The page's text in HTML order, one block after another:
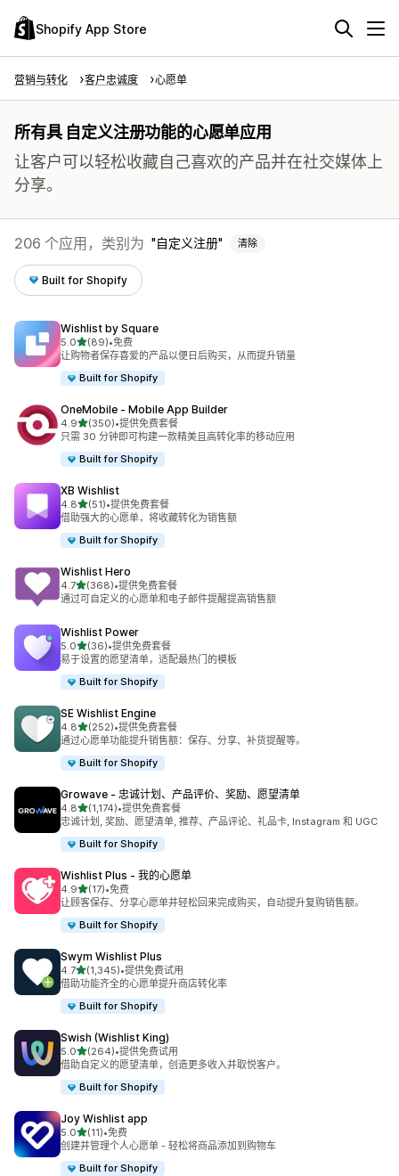
Shopify App Store
营销与转化 客户忠诚度 心愿单
所有具 自定义注册功能的心愿单应用
让客户可以轻松收藏自己喜欢的产品并在社交媒体上
分享。
206 个应用，类别为 自定义注册 清除
Built for Shopify
Wishlist by Square
5.0星（满分 5 星）
(89)
总共 89 条评论
•免费
让购物者保存喜爱的产品以便日后购买，从而提升销量
Built for Shopify
OneMobile ‑ Mobile App Builder
4.9星（满分 5 星）
(350)
总共 350 条评论
•提供免费套餐
只需 30 分钟即可构建一款精美且高转化率的移动应用
Built for Shopify
XB Wishlist
4.8星（满分 5 星）
(51)
总共 51 条评论
•提供免费套餐
借助强大的心愿单，将收藏转化为销售额
Built for Shopify
Wishlist Hero
4.7星（满分 5 星）
(368)
总共 368 条评论
•提供免费套餐
通过可自定义的心愿单和电子邮件提醒提高销售额
Wishlist Power
5.0星（满分 5 星）
(36)
总共 36 条评论
•提供免费套餐
易于设置的愿望清单，适配最热门的模板
Built for Shopify
SE Wishlist Engine
4.8星（满分 5 星）
(252)
总共 252 条评论
•提供免费套餐
通过心愿单功能提升销售额：保存、分享、补货提醒等。
Built for Shopify
Growave ‑ 忠诚计划、产品评价、奖励、愿望清单
4.8星（满分 5 星）
(1,174)
总共 1174 条评论
•提供免费套餐
忠诚计划, 奖励、愿望清单, 推荐、产品评论、礼品卡, Instagram 和 UGC
Built for Shopify
Wishlist Plus ‑ 我的心愿单
4.9星（满分 5 星）
(17)
总共 17 条评论
•免费
让顾客保存、分享心愿单并轻松回来完成购买，自动提升复购销售额。
Built for Shopify
Swym Wishlist Plus
4.7星（满分 5 星）
(1,345)
总共 1345 条评论
•提供免费试用
借助功能齐全的心愿单提升商店转化率
Built for Shopify
Swish (Wishlist King)
5.0星（满分 5 星）
(264)
总共 264 条评论
•提供免费试用
借助自定义的愿望清单，创造更多收入并取悦客户。
Built for Shopify
Joy Wishlist app
5.0星（满分 5 星）
(11)
总共 11 条评论
•免费
创建并管理个人心愿单 - 轻松将商品添加到购物车
Built for Shopify